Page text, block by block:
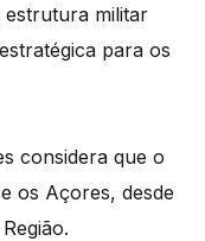
estrutura militar
para os
considera que o
os Açores, desde